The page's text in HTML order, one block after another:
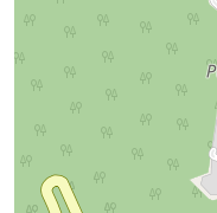
Cancha De Squash
Zonas Deportivas